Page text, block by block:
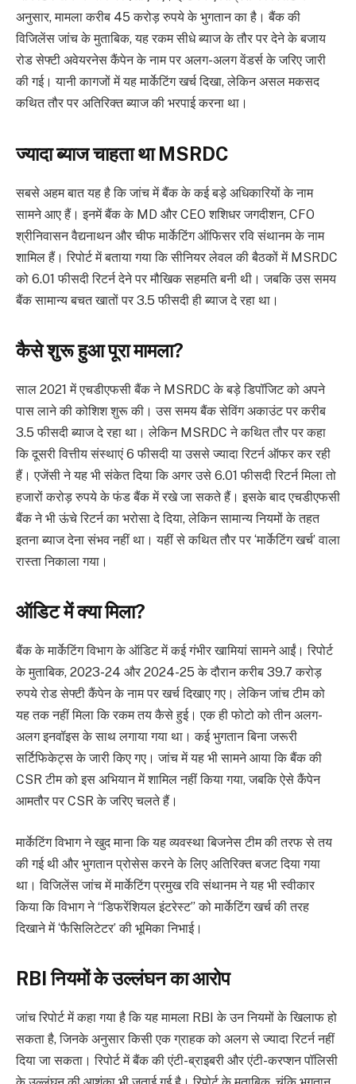
अनुसार, मामला करीब 45 करोड़ रुपये के भुगतान का है। बैंक की
विजिलेंस जांच के मुताबिक, यह रकम सीधे ब्याज के तौर पर देने के बजाय
रोड सेफ्टी अवेयरनेस कैंपेन के नाम पर अलग-अलग वेंडर्स के जरिए जारी
की गई। यानी कागजों में यह मार्केटिंग खर्च दिखा, लेकिन असल मकसद
कथित तौर पर अतिरिक्त ब्याज की भरपाई करना था।
ज्यादा ब्याज चाहता था MSRDC
सबसे अहम बात यह है कि जांच में बैंक के कई बड़े अधिकारियों के नाम
सामने आए हैं। इनमें बैंक के MD और CEO शशिधर जगदीशन, CFO
श्रीनिवासन वैद्यनाथन और चीफ मार्केटिंग ऑफिसर रवि संथानम के नाम
शामिल हैं। रिपोर्ट में बताया गया कि सीनियर लेवल की बैठकों में MSRDC
को 6.01 फीसदी रिटर्न देने पर मौखिक सहमति बनी थी। जबकि उस समय
बैंक सामान्य बचत खातों पर 3.5 फीसदी ही ब्याज दे रहा था।
कैसे शुरू हुआ पूरा मामला?
साल 2021 में एचडीएफसी बैंक ने MSRDC के बड़े डिपॉजिट को अपने
पास लाने की कोशिश शुरू की। उस समय बैंक सेविंग अकाउंट पर करीब
3.5 फीसदी ब्याज दे रहा था। लेकिन MSRDC ने कथित तौर पर कहा
कि दूसरी वित्तीय संस्थाएं 6 फीसदी या उससे ज्यादा रिटर्न ऑफर कर रही
हैं। एजेंसी ने यह भी संकेत दिया कि अगर उसे 6.01 फीसदी रिटर्न मिला तो
हजारों करोड़ रुपये के फंड बैंक में रखे जा सकते हैं। इसके बाद एचडीएफसी
बैंक ने भी ऊंचे रिटर्न का भरोसा दे दिया, लेकिन सामान्य नियमों के तहत
इतना ब्याज देना संभव नहीं था। यहीं से कथित तौर पर ‘मार्केटिंग खर्च’ वाला
रास्ता निकाला गया।
ऑडिट में क्या मिला?
बैंक के मार्केटिंग विभाग के ऑडिट में कई गंभीर खामियां सामने आईं। रिपोर्ट
के मुताबिक, 2023-24 और 2024-25 के दौरान करीब 39.7 करोड़
रुपये रोड सेफ्टी कैंपेन के नाम पर खर्च दिखाए गए। लेकिन जांच टीम को
यह तक नहीं मिला कि रकम तय कैसे हुई। एक ही फोटो को तीन अलग-
अलग इनवॉइस के साथ लगाया गया था। कई भुगतान बिना जरूरी
सर्टिफिकेट्स के जारी किए गए। जांच में यह भी सामने आया कि बैंक की
CSR टीम को इस अभियान में शामिल नहीं किया गया, जबकि ऐसे कैंपेन
आमतौर पर CSR के जरिए चलते हैं।
मार्केटिंग विभाग ने खुद माना कि यह व्यवस्था बिजनेस टीम की तरफ से तय
की गई थी और भुगतान प्रोसेस करने के लिए अतिरिक्त बजट दिया गया
था। विजिलेंस जांच में मार्केटिंग प्रमुख रवि संथानम ने यह भी स्वीकार
किया कि विभाग ने “डिफरेंशियल इंटरेस्ट” को मार्केटिंग खर्च की तरह
दिखाने में ‘फैसिलिटेटर’ की भूमिका निभाई।
RBI नियमों के उल्लंघन का आरोप
जांच रिपोर्ट में कहा गया है कि यह मामला RBI के उन नियमों के खिलाफ हो
सकता है, जिनके अनुसार किसी एक ग्राहक को अलग से ज्यादा रिटर्न नहीं
दिया जा सकता। रिपोर्ट में बैंक की एंटी-ब्राइबरी और एंटी-करप्शन पॉलिसी